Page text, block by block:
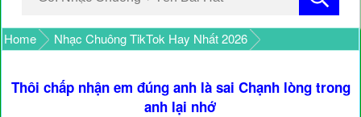
Home Nhạc Chuông TikTok Hay Nhất 2026
Thôi chấp nhận em đúng anh là sai Chạnh lòng trong
anh lại nhớ